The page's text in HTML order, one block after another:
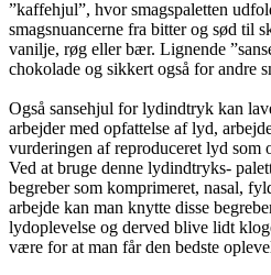
”kaffehjul”, hvor smagspaletten
smagsnuancerne fra bitter og sød til
vanilje, røg eller bær. Lignende
chokolade og sikkert også for andre
Også sansehjul for lydindtryk kan
arbejder med opfattelse af lyd,
vurderingen af reproduceret lyd som
Ved at bruge denne lydindtryks-
begreber som komprimeret, nasal,
arbejde kan man knytte disse
lydoplevelse og derved blive lidt
være for at man får den bedste